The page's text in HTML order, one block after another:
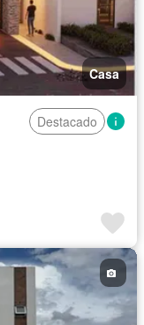
Casa
Destacado